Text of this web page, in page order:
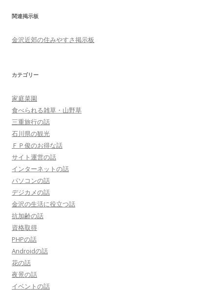
関連掲示板
金沢近郊の住みやすさ掲示板
カテゴリー
家庭菜園
食べられる雑草・山野草
三重旅行の話
石川県の観光
ＦＰ俊のお得な話
サイト運営の話
インターネットの話
パソコンの話
デジカメの話
金沢の生活に役立つ話
抗加齢の話
資格取得
PHPの話
Androidの話
花の話
夜景の話
イベントの話